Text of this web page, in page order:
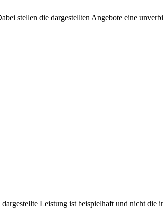
stellen die dargestellten Angebote eine
Leistung ist beispielhaft und nicht die